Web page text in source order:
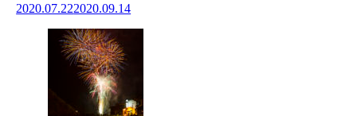
2020.07.222020.09.14